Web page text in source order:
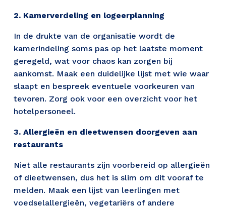
2. Kamerverdeling en logeerplanning
In de drukte van de organisatie wordt de
kamerindeling soms pas op het laatste moment
geregeld, wat voor chaos kan zorgen bij
aankomst. Maak een duidelijke lijst met wie waar
slaapt en bespreek eventuele voorkeuren van
tevoren. Zorg ook voor een overzicht voor het
hotelpersoneel.
3. Allergieën en dieetwensen doorgeven aan
restaurants
Niet alle restaurants zijn voorbereid op allergieën
of dieetwensen, dus het is slim om dit vooraf te
melden. Maak een lijst van leerlingen met
voedselallergieën, vegetariërs of andere